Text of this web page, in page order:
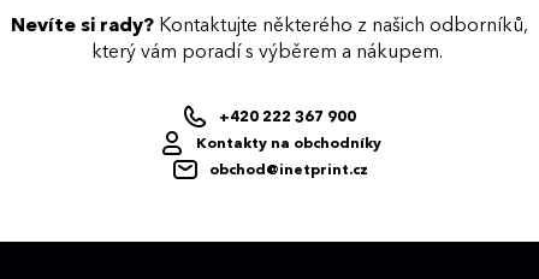
Nevíte si rady? Kontaktujte některého z našich odborníků,
který vám poradí s výběrem a nákupem.
+420 222 367 900
Kontakty na obchodníky
obchod@inetprint.cz